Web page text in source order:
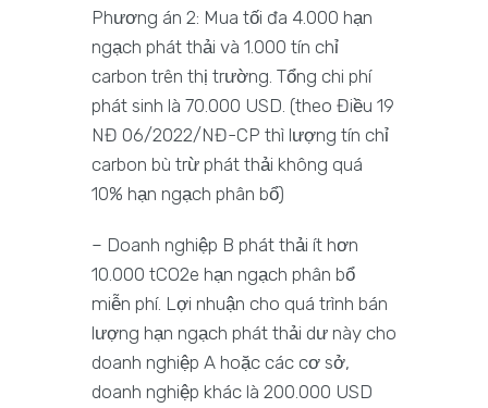
Phương án 2: Mua tối đa 4.000 hạn
ngạch phát thải và 1.000 tín chỉ
carbon trên thị trường. Tổng chi phí
phát sinh là 70.000 USD. (theo Điều 19
NĐ 06/2022/NĐ-CP thì lượng tín chỉ
carbon bù trừ phát thải không quá
10% hạn ngạch phân bổ)
– Doanh nghiệp B phát thải ít hơn
10.000 tCO2e hạn ngạch phân bổ
miễn phí. Lợi nhuận cho quá trình bán
lượng hạn ngạch phát thải dư này cho
doanh nghiệp A hoặc các cơ sở,
doanh nghiệp khác là 200.000 USD